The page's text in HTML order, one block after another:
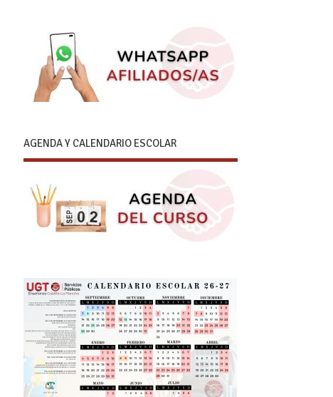
AGENDA Y CALENDARIO ESCOLAR